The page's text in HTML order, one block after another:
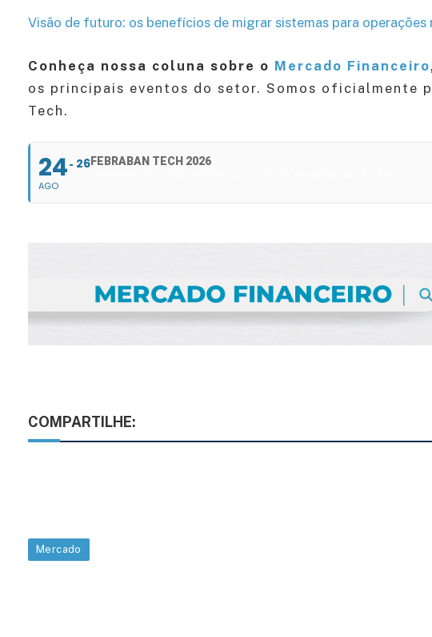
Visão de futuro: os benefícios de migrar sistemas para operações
Conheça nossa coluna sobre o Mercado Financeiro
os principais eventos do setor. Somos oficialmente
Tech.
24
AGO
26FEBRABAN TECH 2026
COMPARTILHE:
Mercado